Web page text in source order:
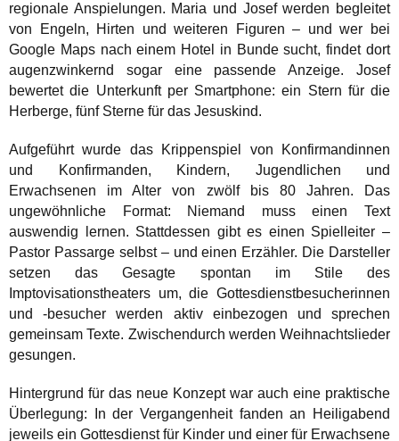
regionale Anspielungen. Maria und Josef werden begleitet
von Engeln, Hirten und weiteren Figuren – und wer bei
Google Maps nach einem Hotel in Bunde sucht, findet dort
augenzwinkernd sogar eine passende Anzeige. Josef
bewertet die Unterkunft per Smartphone: ein Stern für die
Herberge, fünf Sterne für das Jesuskind.
Aufgeführt wurde das Krippenspiel von Konfirmandinnen
und Konfirmanden, Kindern, Jugendlichen und
Erwachsenen im Alter von zwölf bis 80 Jahren. Das
ungewöhnliche Format: Niemand muss einen Text
auswendig lernen. Stattdessen gibt es einen Spielleiter –
Pastor Passarge selbst – und einen Erzähler. Die Darsteller
setzen das Gesagte spontan im Stile des
Imptovisationstheaters um, die Gottesdienstbesucherinnen
und -besucher werden aktiv einbezogen und sprechen
gemeinsam Texte. Zwischendurch werden Weihnachtslieder
gesungen.
Hintergrund für das neue Konzept war auch eine praktische
Überlegung: In der Vergangenheit fanden an Heiligabend
jeweils ein Gottesdienst für Kinder und einer für Erwachsene